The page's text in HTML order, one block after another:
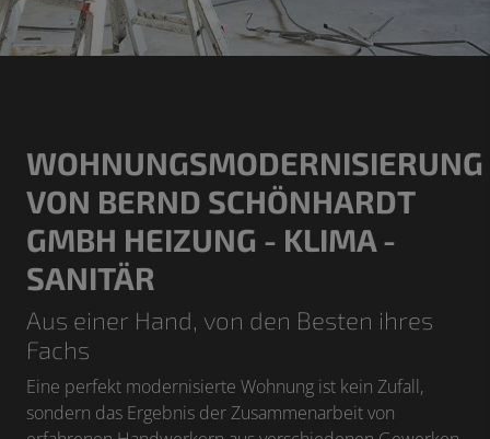
WOHNUNGSMODERNISIERUNG
VON BERND SCHÖNHARDT
GMBH HEIZUNG - KLIMA -
SANITÄR
Aus einer Hand, von den Besten ihres
Fachs
Eine perfekt modernisierte Wohnung ist kein Zufall,
sondern das Ergebnis der Zusammenarbeit von